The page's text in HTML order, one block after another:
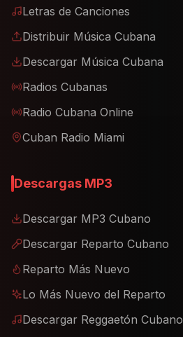
Letras de Canciones
Distribuir Música Cubana
Descargar Música Cubana
Radios Cubanas
Radio Cubana Online
Cuban Radio Miami
Descargas MP3
Descargar MP3 Cubano
Descargar Reparto Cubano
Reparto Más Nuevo
Lo Más Nuevo del Reparto
Descargar Reggaetón Cubano